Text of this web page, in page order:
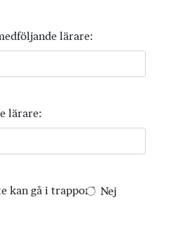
lärare:
lärare:
kan gå i trappor? Nej